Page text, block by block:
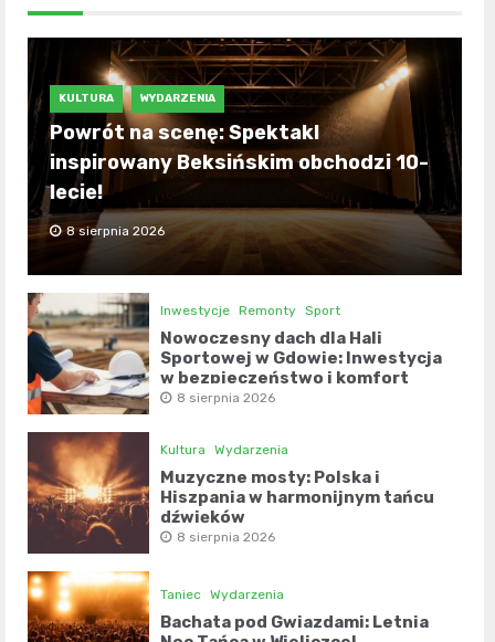
KULTURA WYDARZENIA
Powrót na scenę: Spektakl
inspirowany Beksińskim obchodzi 10-
lecie!
8 sierpnia 2026
Inwestycje Remonty Sport
Nowoczesny dach dla Hali
Sportowej w Gdowie: Inwestycja
w bezpieczeństwo i komfort
8 sierpnia 2026
Kultura Wydarzenia
Muzyczne mosty: Polska i
Hiszpania w harmonijnym tańcu
dźwięków
8 sierpnia 2026
Taniec Wydarzenia
Bachata pod Gwiazdami: Letnia